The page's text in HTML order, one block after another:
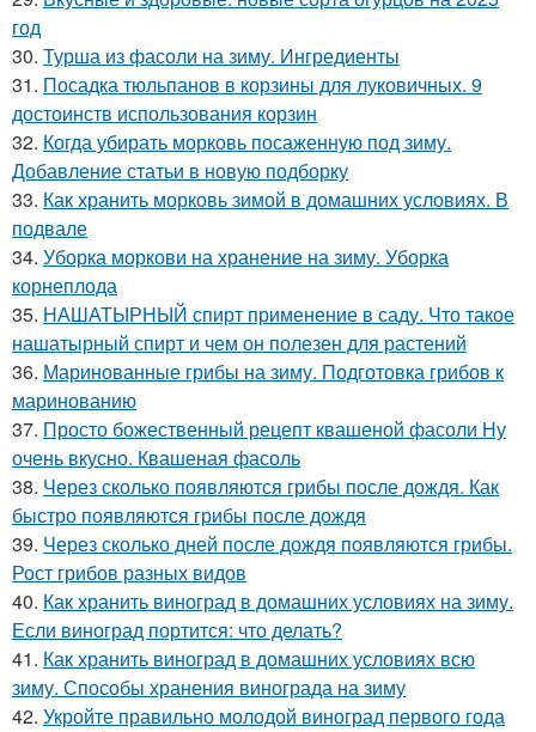
год
30. Турша из фасоли на зиму. Ингредиенты
31. Посадка тюльпанов в корзины для луковичных. 9
достоинств использования корзин
32. Когда убирать морковь посаженную под зиму.
Добавление статьи в новую подборку
33. Как хранить морковь зимой в домашних условиях. В
подвале
34. Уборка моркови на хранение на зиму. Уборка
корнеплода
35. НАШАТЫРНЫЙ спирт применение в саду. Что такое
нашатырный спирт и чем он полезен для растений
36. Маринованные грибы на зиму. Подготовка грибов к
маринованию
37. Просто божественный рецепт квашеной фасоли Ну
очень вкусно. Квашеная фасоль
38. Через сколько появляются грибы после дождя. Как
быстро появляются грибы после дождя
39. Через сколько дней после дождя появляются грибы.
Рост грибов разных видов
40. Как хранить виноград в домашних условиях на зиму.
Если виноград портится: что делать?
41. Как хранить виноград в домашних условиях всю
зиму. Способы хранения винограда на зиму
42. Укройте правильно молодой виноград первого года